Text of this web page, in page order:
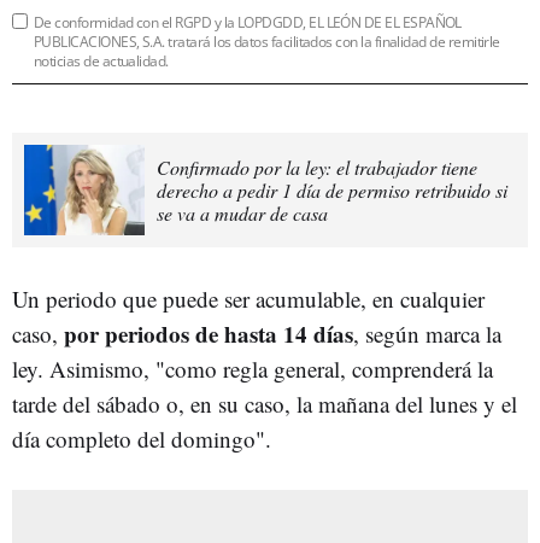
De conformidad con el RGPD y la LOPDGDD, EL LEÓN DE EL ESPAÑOL
PUBLICACIONES, S.A. tratará los datos facilitados con la finalidad de remitirle
noticias de actualidad.
Confirmado por la ley: el trabajador tiene
derecho a pedir 1 día de permiso retribuido si
se va a mudar de casa
Un periodo que puede ser acumulable, en cualquier
caso, por periodos de hasta 14 días, según marca la
ley. Asimismo, "como regla general, comprenderá la
tarde del sábado o, en su caso, la mañana del lunes y el
día completo del domingo".